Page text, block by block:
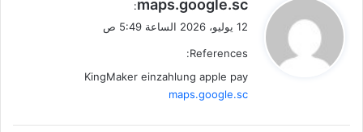
ق
ل
maps.google.sc
:
12 يوليو، 2026 الساعة 5:49 ص
References:
KingMaker einzahlung apple pay
maps.google.sc